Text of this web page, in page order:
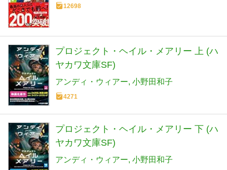
12698
プロジェクト・ヘイル・メアリー 上 (ハ
ヤカワ文庫SF)
アンディ・ウィアー 小野田和子
4271
プロジェクト・ヘイル・メアリー 下 (ハ
ヤカワ文庫SF)
アンディ・ウィアー 小野田和子